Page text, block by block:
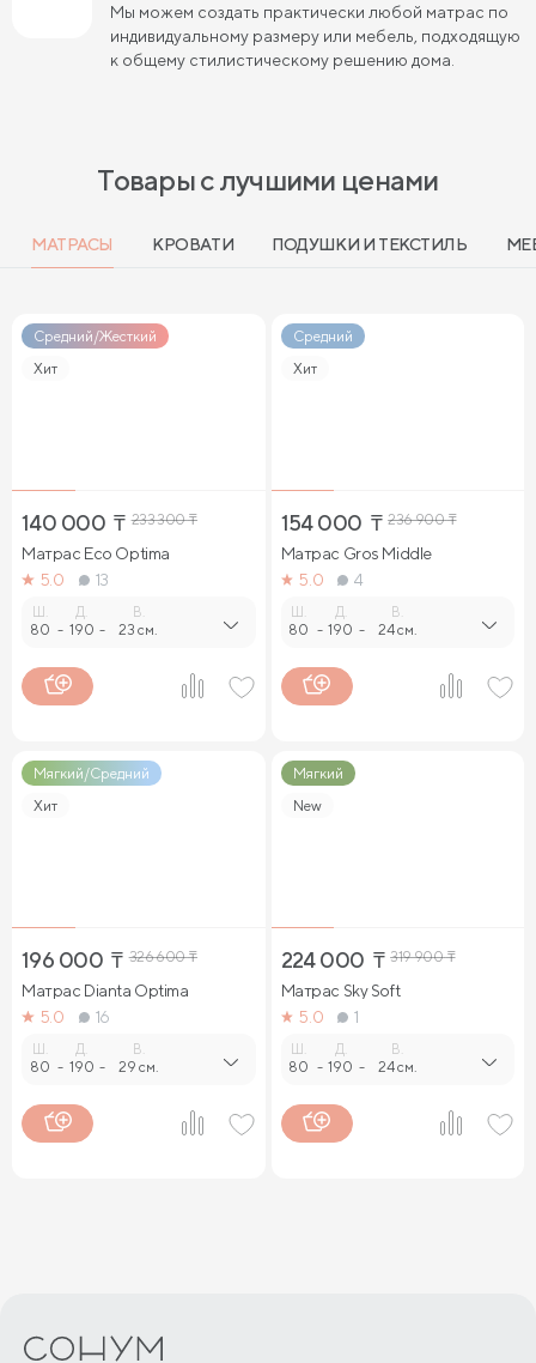
Кровати 80х200 см Кровати 90х200 см
Кровати 120х200 см Кровати 140х200 см
Кровати с ящиками
Кровати 140 х 200 с подъемным механизмом и ящиками
Мы можем создать практически любой матрас по
индивидуальному размеру или мебель, подходящую
к общему стилистическому решению дома.
Товары с лучшими ценами
МАТРАСЫ КРОВАТИ ПОДУШКИ И ТЕКСТИЛЬ
Средний/Жесткий
Хит
140 000 ₸ 233 300₸
Матрас Eco Optima
5.0
13
Ш.
80 -
Д.
190 -
В.
23 см.
Средний
Хит
154 000 ₸ 236 900₸
Матрас Gros Middle
5.0
4
Ш.
80 -
Д.
190 -
В.
24 см.
Мягкий/Средний
Хит
196 000 ₸ 326 600₸
Матрас Dianta Optima
5.0
16
Ш.
80 -
Д.
190 -
В.
29 см.
Мягкий
New
224 000 ₸ 319 900₸
Матрас Sky Soft
5.0
1
Ш.
80 -
Д.
190 -
В.
24 см.